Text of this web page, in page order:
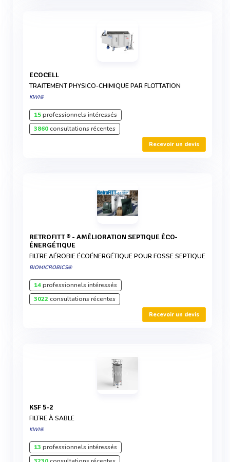
ECOCELL
TRAITEMENT PHYSICO-CHIMIQUE PAR FLOTTATION
KWI®
15professionnels intéressés
3860consultations récentes
Recevoir un devis
RETROFITT ® - AMÉLIORATION SEPTIQUE ÉCO-
ÉNERGÉTIQUE
FILTRE AÉROBIE ÉCOÉNERGÉTIQUE POUR FOSSE SEPTIQUE
BIOMICROBICS®
14professionnels intéressés
3022consultations récentes
Recevoir un devis
KSF 5-2
FILTRE À SABLE
KWI®
13 professionnels intéressés